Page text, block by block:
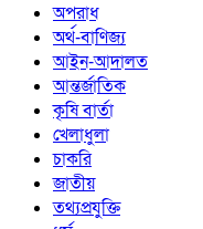
অপরাধ
অর্থ-বাণিজ্য
আইন-আদালত
আন্তর্জাতিক
কৃষি বার্তা
খেলাধুলা
চাকরি
জাতীয়
তথ্যপ্রযুক্তি